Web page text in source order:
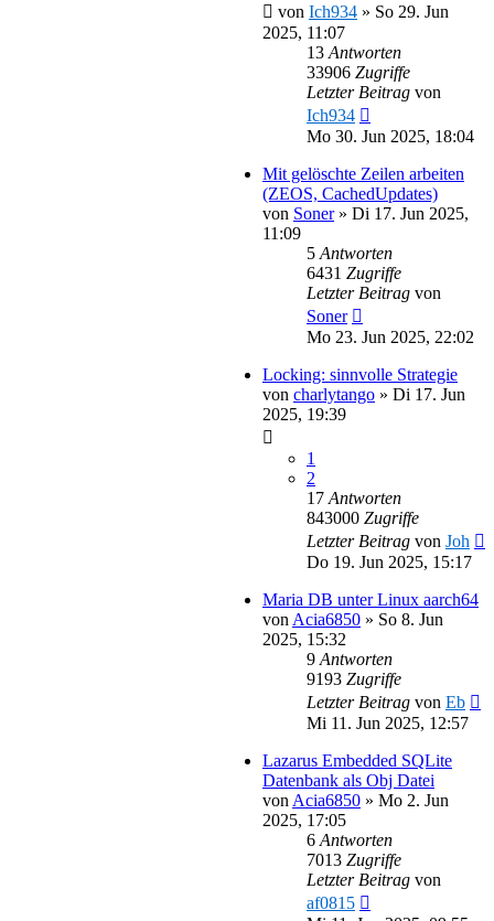
von Ich934 » So 29. Jun
2025, 11:07
13 Antworten
33906 Zugriffe
Letzter Beitrag von
Ich934
Mo 30. Jun 2025, 18:04
Mit gelöschte Zeilen arbeiten
(ZEOS, CachedUpdates)
von Soner» Di 17. Jun 2025,
11:09
5 Antworten
6431 Zugriffe
Letzter Beitrag von
Soner
Mo 23. Jun 2025, 22:02
Locking: sinnvolle Strategie
von charlytango » Di 17. Jun
2025, 19:39
1
2
17 Antworten
843000 Zugriffe
Letzter Beitrag von Joh
Do 19. Jun 2025, 15:17
Maria DB unter Linux aarch64
von Acia6850 » So 8. Jun
2025, 15:32
9 Antworten
9193 Zugriffe
Letzter Beitrag von Eb
Mi 11. Jun 2025, 12:57
Lazarus Embedded SQLite
Datenbank als Obj Datei
von Acia6850 » Mo 2. Jun
2025, 17:05
6 Antworten
7013 Zugriffe
Letzter Beitrag von
af0815